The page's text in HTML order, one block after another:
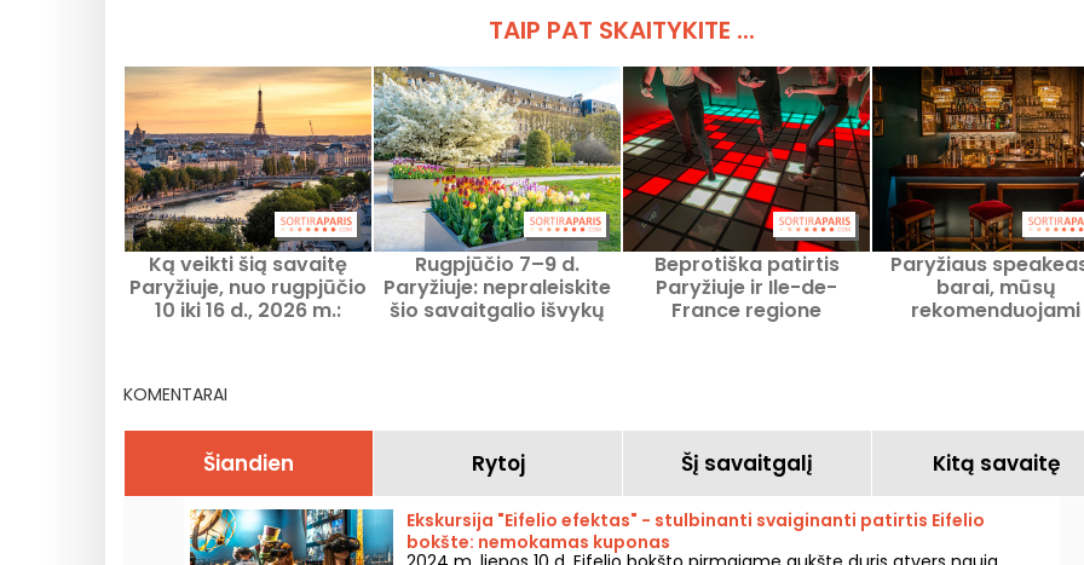
TAIP PAT SKAITYKITE ...
Ką veikti šią savaitę
Paryžiuje, nuo rugpjūčio
10 iki 16 d., 2026 m.:
Rugpjūčio 7–9 d.
Paryžiuje: nepraleiskite
šio savaitgalio išvykų
Beprotiška patirtis
Paryžiuje ir Ile-de-
France regione
Paryžiaus
barai, mūsų
rekomenduojami
KOMENTARAI
Šiandien Rytoj Šį savaitgalį Kitą savaitę
Ekskursija "Eifelio efektas" - stulbinanti svaiginanti patirtis Eifelio
bokšte: nemokamas kuponas